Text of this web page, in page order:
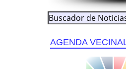
AGENDA